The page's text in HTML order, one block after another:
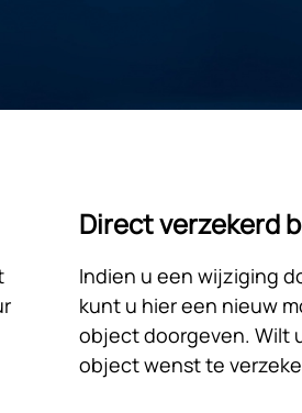
Direct verzekerd
Indien u een wijziging
kunt u hier een nieuw
object doorgeven. Wilt
object wenst te